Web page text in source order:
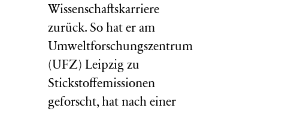
Wissenschaftskarriere
zurück. So hat er am
Umweltforschungszentrum
(UFZ) Leipzig zu
Stickstoffemissionen
geforscht, hat nach einer